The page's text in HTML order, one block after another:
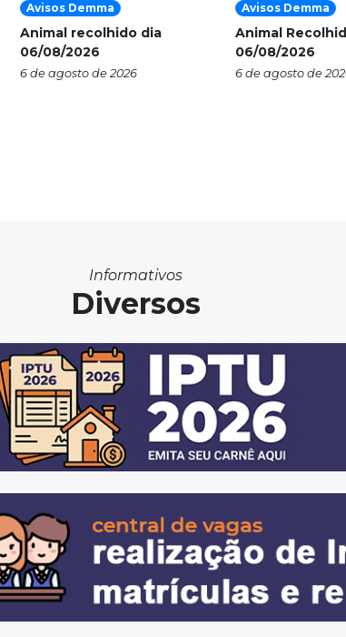
Avisos Demma
Animal recolhido dia
06/08/2026
6 de agosto de 2026
Avisos Demma
Animal
06/08/2026
6 de agosto de
Informativos
Diversos